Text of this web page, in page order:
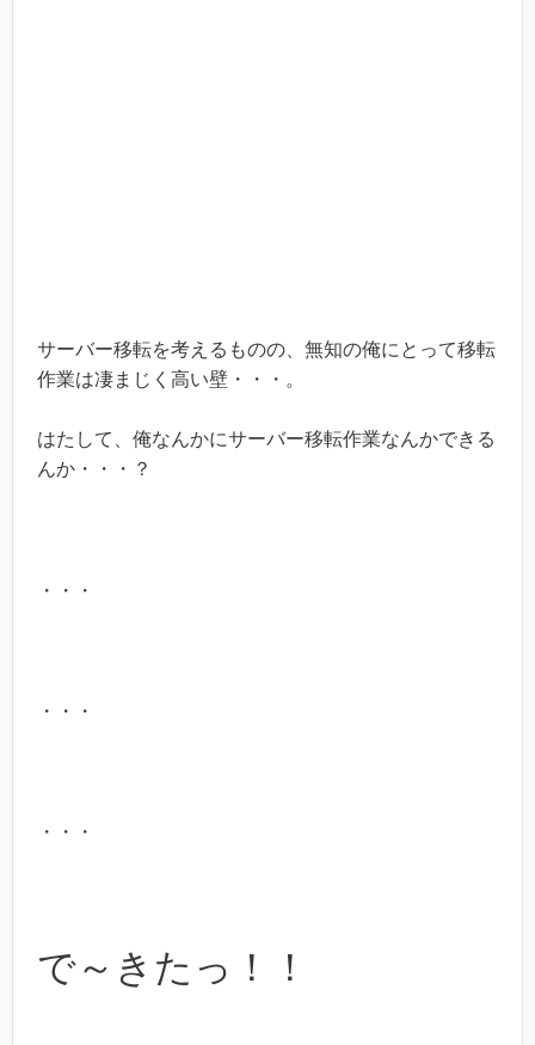
サーバー移転を考えるものの、無知の俺にとって移転
作業は凄まじく高い壁・・・。
はたして、俺なんかにサーバー移転作業なんかできる
んか・・・？
・・・
・・・
・・・
で～きたっ！！